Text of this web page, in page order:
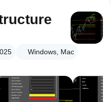
Windows, Mac